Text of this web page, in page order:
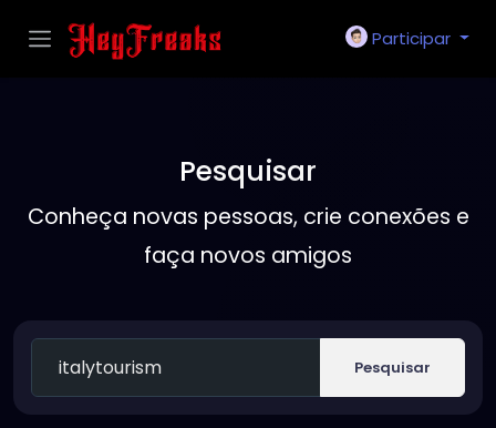
Participar
Pesquisar
Conheça novas pessoas, crie conexões e
faça novos amigos
Pesquisar